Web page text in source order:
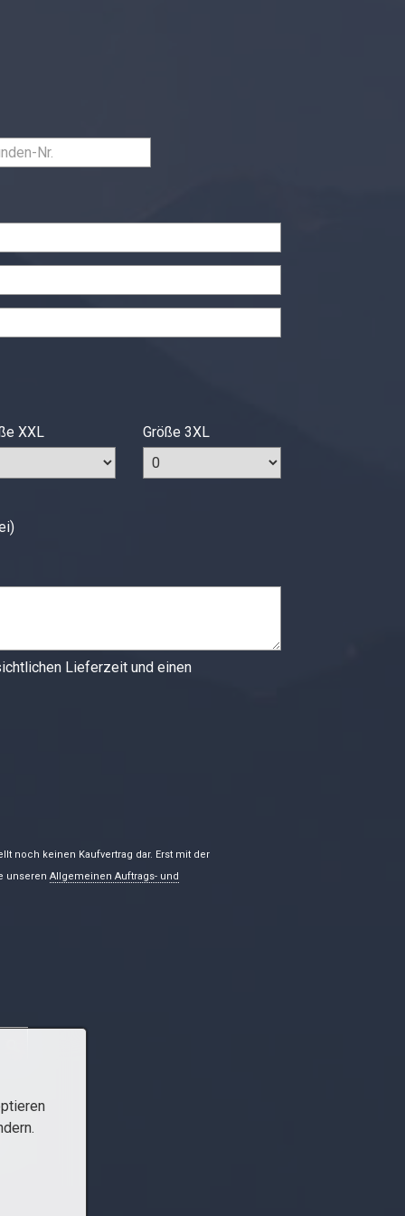
XXL Größe 3XL
Lieferzeit und einen
noch keinen Kaufvertrag dar. Erst mit der
unseren Allgemeinen Auftrags- und